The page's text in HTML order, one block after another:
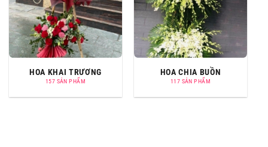
HOA KHAI TRƯƠNG
157 SẢN PHẨM
HOA CHIA BUỒN
117 SẢN PHẨM